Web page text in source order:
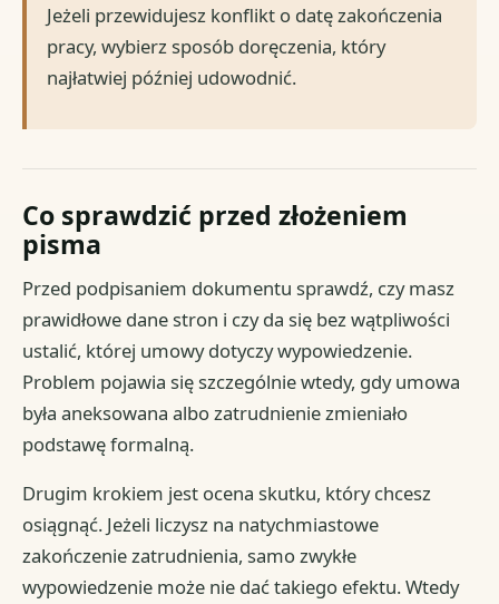
Jeżeli przewidujesz konflikt o datę zakończenia
pracy, wybierz sposób doręczenia, który
najłatwiej później udowodnić.
Co sprawdzić przed złożeniem
pisma
Przed podpisaniem dokumentu sprawdź, czy masz
prawidłowe dane stron i czy da się bez wątpliwości
ustalić, której umowy dotyczy wypowiedzenie.
Problem pojawia się szczególnie wtedy, gdy umowa
była aneksowana albo zatrudnienie zmieniało
podstawę formalną.
Drugim krokiem jest ocena skutku, który chcesz
osiągnąć. Jeżeli liczysz na natychmiastowe
zakończenie zatrudnienia, samo zwykłe
wypowiedzenie może nie dać takiego efektu. Wtedy